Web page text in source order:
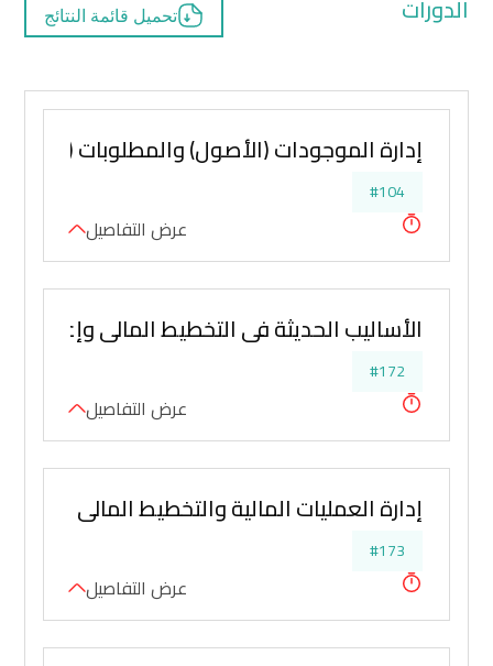
الدورات تحميل قائمة النتائج
إدارة الموجودات (الأصول) والمطلوبات
#104
عرض التفاصيل
الأساليب الحديثة في التخطيط المالي وإعداد
#172
عرض التفاصيل
إدارة العمليات المالية والتخطيط المالي
#173
عرض التفاصيل